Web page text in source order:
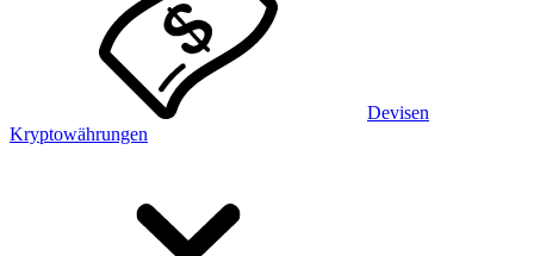
Devisen
Kryptowährungen